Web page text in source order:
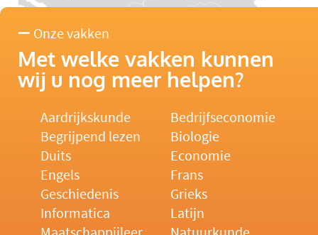
Onze vakken
Met welke vakken kunnen
wij u nog meer helpen?
Aardrijkskunde
Bedrijfseconomie
Begrijpend lezen
Biologie
Duits
Economie
Engels
Frans
Geschiedenis
Grieks
Informatica
Latijn